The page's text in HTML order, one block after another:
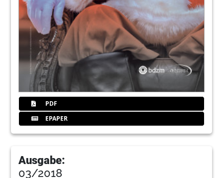
PDF
EPAPER
Ausgabe:
03/2018